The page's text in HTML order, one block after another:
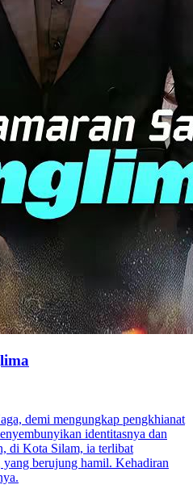
demi mengungkap pengkhianat
identitasnya dan
di Kota Silam, ia terlibat
yang berujung hamil. Kehadiran